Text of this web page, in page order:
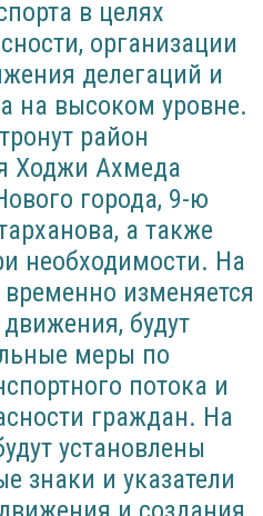
в целях
организации
делегаций и
на высоком уровне.
район
Ходжи Ахмеда
города, 9-ю
а также
необходимости. На
изменяется
будут
меры по
потока и
граждан. На
установлены
знаки и указатели